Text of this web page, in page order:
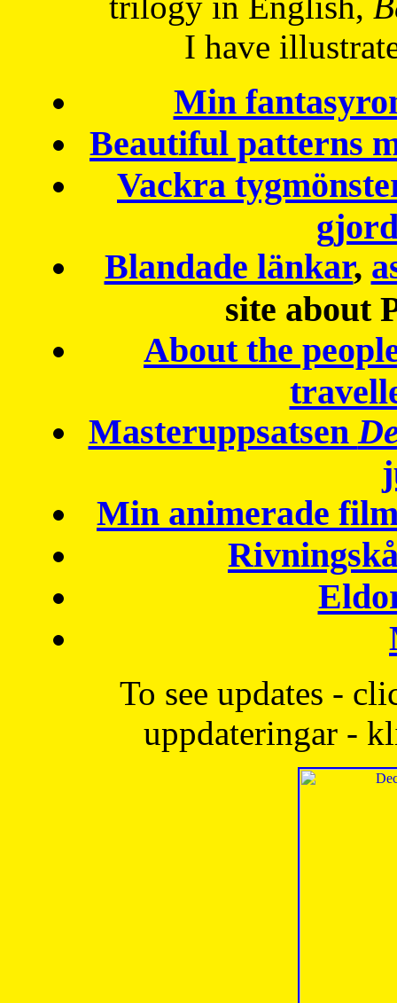
I have
Min
Beautiful patterns
Vackra
Blandade länkar,
site about
About the
Masteruppsatsen
Min animerade
To see updates -
uppdateringar -